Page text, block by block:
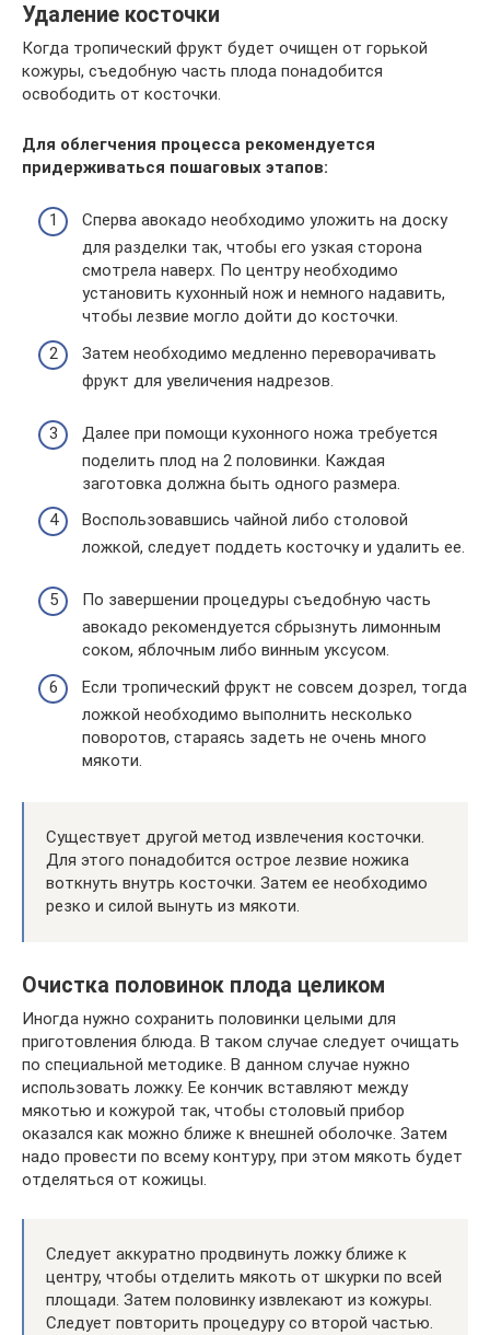
Удаление косточки
Когда тропический фрукт будет очищен от горькой
кожуры, съедобную часть плода понадобится
освободить от косточки.
Для облегчения процесса рекомендуется
придерживаться пошаговых этапов:
Сперва авокадо необходимо уложить на доску
для разделки так, чтобы его узкая сторона
смотрела наверх. По центру необходимо
установить кухонный нож и немного надавить,
чтобы лезвие могло дойти до косточки.
Затем необходимо медленно переворачивать
фрукт для увеличения надрезов.
Далее при помощи кухонного ножа требуется
поделить плод на 2 половинки. Каждая
заготовка должна быть одного размера.
Воспользовавшись чайной либо столовой
ложкой, следует поддеть косточку и удалить ее.
По завершении процедуры съедобную часть
авокадо рекомендуется сбрызнуть лимонным
соком, яблочным либо винным уксусом.
Если тропический фрукт не совсем дозрел, тогда
ложкой необходимо выполнить несколько
поворотов, стараясь задеть не очень много
мякоти.
Существует другой метод извлечения косточки.
Для этого понадобится острое лезвие ножика
воткнуть внутрь косточки. Затем ее необходимо
резко и силой вынуть из мякоти.
Очистка половинок плода целиком
Иногда нужно сохранить половинки целыми для
приготовления блюда. В таком случае следует очищать
по специальной методике. В данном случае нужно
использовать ложку. Ее кончик вставляют между
мякотью и кожурой так, чтобы столовый прибор
оказался как можно ближе к внешней оболочке. Затем
надо провести по всему контуру, при этом мякоть будет
отделяться от кожицы.
Следует аккуратно продвинуть ложку ближе к
центру, чтобы отделить мякоть от шкурки по всей
площади. Затем половинку извлекают из кожуры.
Следует повторить процедуру со второй частью.